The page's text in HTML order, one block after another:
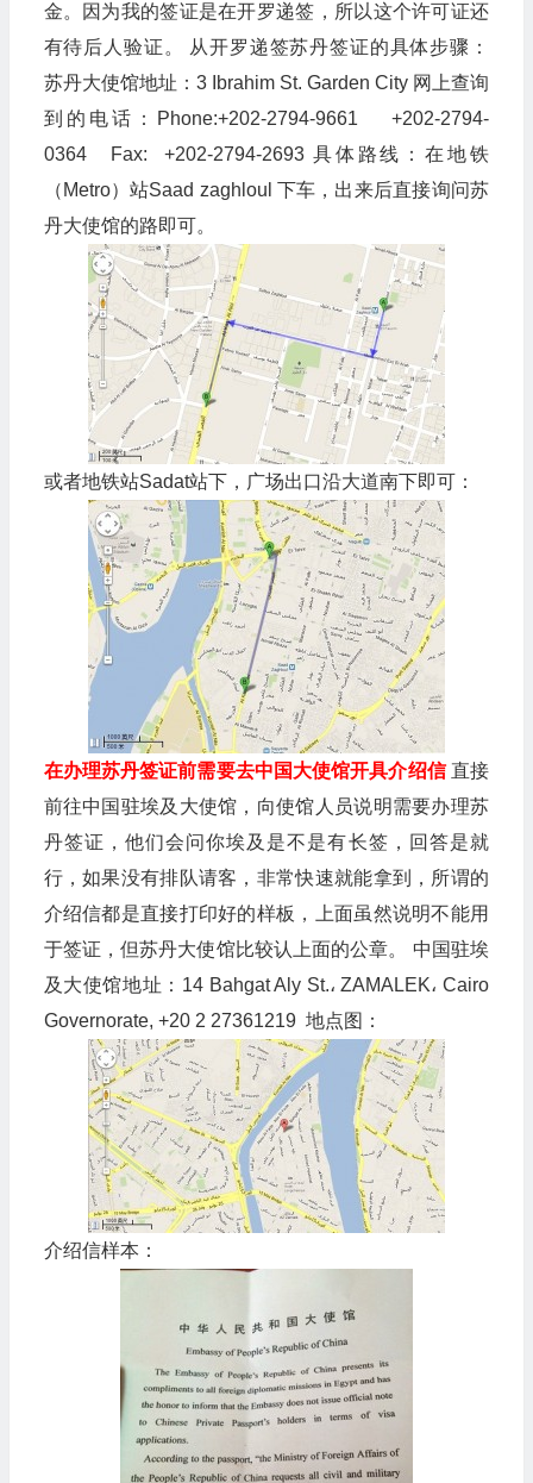
金。因为我的签证是在开罗递签，所以这个许可证还
有待后人验证。 从开罗递签苏丹签证的具体步骤：
苏丹大使馆地址：3 Ibrahim St. Garden City 网上查询
到的电话：Phone:+202-2794-9661 +202-2794-
0364 Fax: +202-2794-2693 具体路线：在地铁
（Metro）站Saad zaghloul 下车，出来后直接询问苏
丹大使馆的路即可。
或者地铁站Sadat站下，广场出口沿大道南下即可：
在办理苏丹签证前需要去中国大使馆开具介绍信直接
前往中国驻埃及大使馆，向使馆人员说明需要办理苏
丹签证，他们会问你埃及是不是有长签，回答是就
行，如果没有排队请客，非常快速就能拿到，所谓的
介绍信都是直接打印好的样板，上面虽然说明不能用
于签证，但苏丹大使馆比较认上面的公章。 中国驻埃
及大使馆地址：14 Bahgat Aly St.، ZAMALEK، Cairo
Governorate, +20 2 27361219 ‎ 地点图：
介绍信样本：